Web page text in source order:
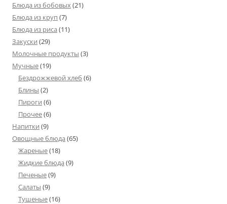
Блюда из бобовых(21)
Блюда из круп (7)
Блюда из риса (11)
Закуски (29)
Молочные продукты (3)
Мучные(19)
Бездрожжевой хлеб (6)
Блины (2)
Пироги (6)
Прочее(6)
Напитки (9)
Овощные блюда (65)
Жареные(18)
Жидкие блюда (9)
Печеные(9)
Салаты (9)
Тушеные(16)